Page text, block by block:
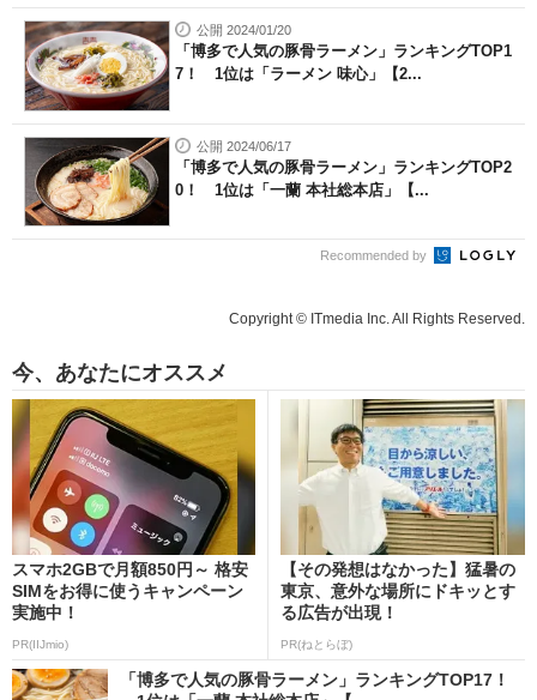
公開 2024/01/20
「博多で人気の豚骨ラーメン」ランキングTOP1
7！ 1位は「ラーメン 味心」【2...
公開 2024/06/17
「博多で人気の豚骨ラーメン」ランキングTOP2
0！ 1位は「一蘭 本社総本店」【...
Recommended by
Copyright © ITmedia Inc. All Rights Reserved.
今、あなたにオススメ
スマホ2GBで月額850円～ 格安
SIMをお得に使うキャンペーン
実施中！
PR(IIJmio)
【その発想はなかった】猛暑の
東京、意外な場所にドキッとす
る広告が出現！
PR(ねとらぼ)
「博多で人気の豚骨ラーメン」ランキングTOP17！